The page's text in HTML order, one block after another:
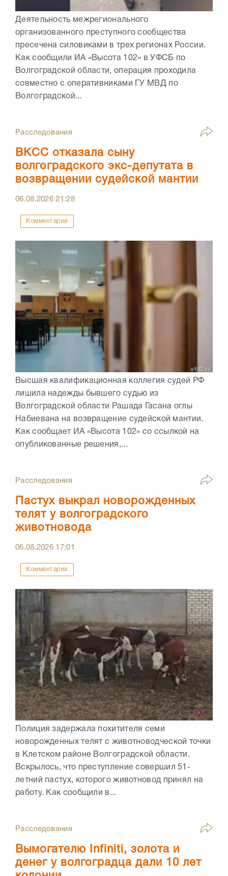
Деятельность межрегионального
организованного преступного сообщества
пресечена силовиками в трех регионах России.
Как сообщили ИА «Высота 102» в УФСБ по
Волгоградской области, операция проходила
совместно с оперативниками ГУ МВД по
Волгоградской...
Расследования
ВКСС отказала сыну
волгоградского экс-депутата в
возвращении судейской мантии
06.08.202621:28
Комментарии
Высшая квалификационная коллегия судей РФ
лишила надежды бывшего судью из
Волгоградской области Рашада Гасана оглы
Набиевана на возвращение судейской мантии.
Как сообщает ИА «Высота 102» со ссылкой на
опубликованные решения,...
Расследования
Пастух выкрал новорожденных
телят у волгоградского
животновода
06.08.2026 17:01
Комментарии
Полиция задержала похитителя семи
новорожденных телят с животноводческой точки
в Клетском районе Волгоградской области.
Вскрылось, что преступление совершил 51-
летний пастух, которого животновод принял на
работу. Как сообщили в...
Расследования
Вымогателю Infiniti, золота и
денег у волгоградца дали 10 лет